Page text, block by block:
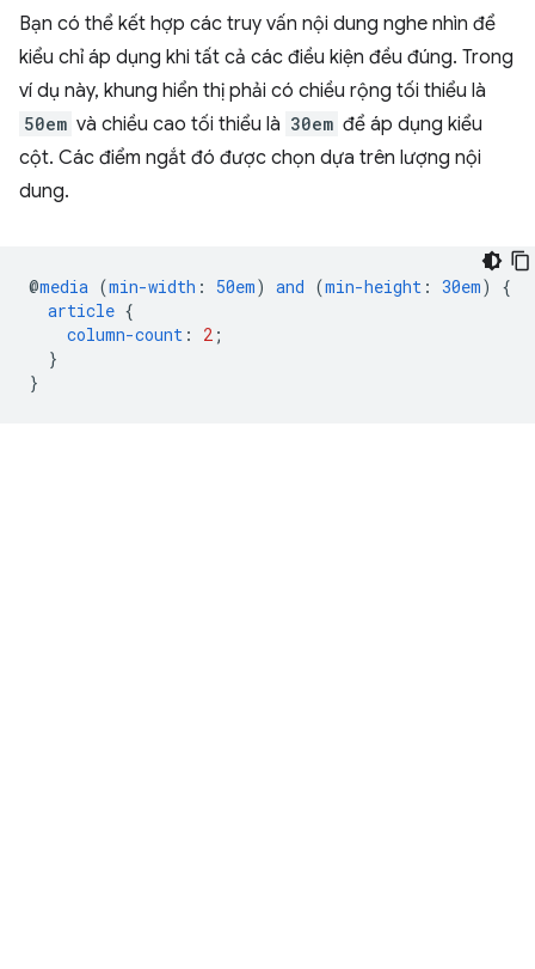
Bạn có thể kết hợp các truy vấn nội dung nghe nhìn để
kiểu chỉ áp dụng khi tất cả các điều kiện đều đúng. Trong
ví dụ này, khung hiển thị phải có chiều rộng tối thiểu là
50em và chiều cao tối thiểu là 30em để áp dụng kiểu
cột. Các điểm ngắt đó được chọn dựa trên lượng nội
dung.
@media (min-width : 50em) and (min-height : 30em)
{
article {
column-count : 2 ;
}
}